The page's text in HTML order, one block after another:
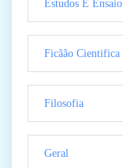
Estudos E Ensaio
Ficãão Cientifica
Filosofia
Geral